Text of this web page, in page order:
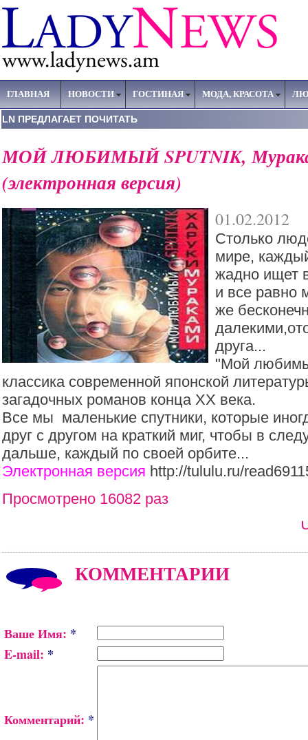
ГЛАВНАЯ НОВОСТИ ГОСТИНАЯ МОДА, КРАСОТА
LN ПРЕДЛАГАЕТ ПОЧИТАТЬ
МОЙ ЛЮБИМЫЙ SPUTNIK,
(электронная версия)
01.02.2012
Столько
мире,
жадно ищет
и все равно
же
друга...
"Мой
классика современной японской
загадочных романов конца XX века.
Все мы маленькие спутники, которые
друг с другом на краткий миг, чтобы в
дальше, каждый по своей орбите...
Электронная версия http://tululu.ru/
Просмотрено 16082 раз
КОММЕНТАРИИ
Ваше Имя: *
E-mail: *
Комментарий: *